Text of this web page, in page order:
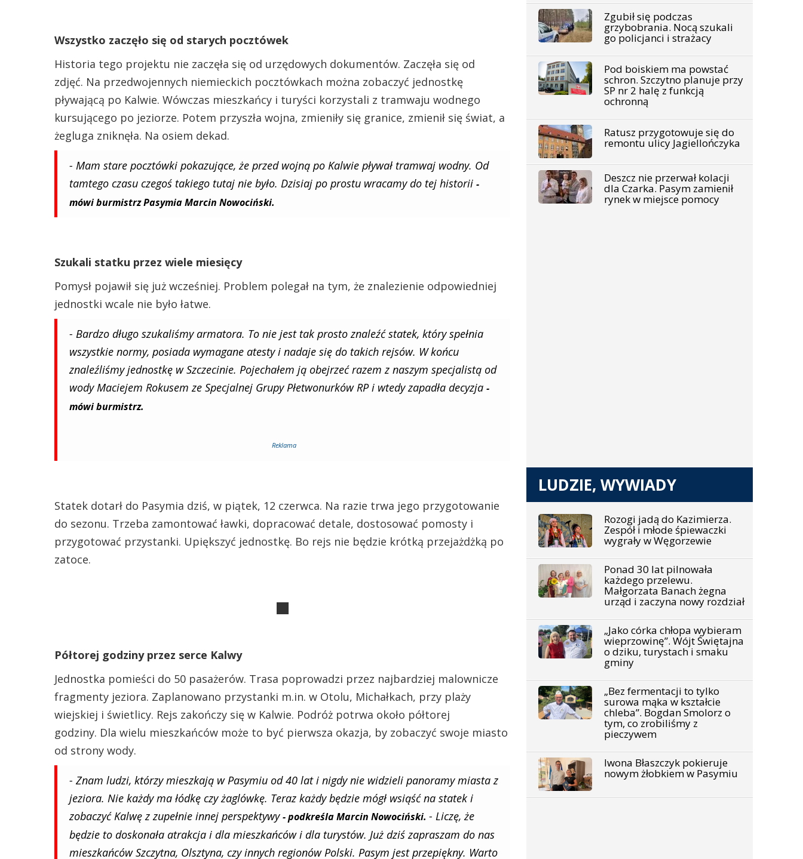
Wszystko zaczęło się od starych pocztówek
Historia tego projektu nie zaczęła się od urzędowych dokumentów. Zaczęła się od
zdjęć. Na przedwojennych niemieckich pocztówkach można zobaczyć jednostkę
pływającą po Kalwie. Wówczas mieszkańcy i turyści korzystali z tramwaju wodnego
kursującego po jeziorze. Potem przyszła wojna, zmieniły się granice, zmienił się świat, a
żegluga zniknęła. Na osiem dekad.
- Mam stare pocztówki pokazujące, że przed wojną po Kalwie pływał tramwaj wodny. Od
tamtego czasu czegoś takiego tutaj nie było. Dzisiaj po prostu wracamy do tej historii-
mówi burmistrz Pasymia Marcin Nowociński.
Szukali statku przez wiele miesięcy
Pomysł pojawił się już wcześniej. Problem polegał na tym, że znalezienie odpowiedniej
jednostki wcale nie było łatwe.
- Bardzo długo szukaliśmy armatora. To nie jest tak prosto znaleźć statek, który spełnia
wszystkie normy, posiada wymagane atesty i nadaje się do takich rejsów. W końcu
znaleźliśmy jednostkę w Szczecinie. Pojechałem ją obejrzeć razem z naszym specjalistą od
wody Maciejem Rokusem ze Specjalnej Grupy Płetwonurków RP i wtedy zapadła decyzja-
mówi burmistrz.
Reklama
Statek dotarł do Pasymia dziś, w piątek, 12 czerwca. Na razie trwa jego przygotowanie
do sezonu. Trzeba zamontować ławki, dopracować detale, dostosować pomosty i
przygotować przystanki. Upiększyć jednostkę. Bo rejs nie będzie krótką przejażdżką po
zatoce.
Półtorej godziny przez serce Kalwy
Jednostka pomieści do 50 pasażerów. Trasa poprowadzi przez najbardziej malownicze
fragmenty jeziora. Zaplanowano przystanki m.in. w Otolu, Michałkach, przy plaży
wiejskiej i świetlicy. Rejs zakończy się w Kalwie. Podróż potrwa około półtorej
godziny. Dla wielu mieszkańców może to być pierwsza okazja, by zobaczyć swoje miasto
od strony wody.
- Znam ludzi, którzy mieszkają w Pasymiu od 40 lat i nigdy nie widzieli panoramy miasta z
jeziora. Nie każdy ma łódkę czy żaglówkę. Teraz każdy będzie mógł wsiąść na statek i
zobaczyć Kalwę z zupełnie innej perspektywy- podkreśla Marcin Nowociński.- Liczę, że
będzie to doskonała atrakcja i dla mieszkańców i dla turystów. Już dziś zapraszam do nas
mieszkańców Szczytna, Olsztyna, czy innych regionów Polski. Pasym jest przepiękny. Warto
Zgubił się podczas
grzybobrania. Nocą szukali
go policjanci i strażacy
Pod boiskiem ma powstać
schron. Szczytno planuje przy
SP nr 2 halę z funkcją
ochronną
Ratusz przygotowuje się do
remontu ulicy Jagiellończyka
Deszcz nie przerwał kolacji
dla Czarka. Pasym zamienił
rynek w miejsce pomocy
LUDZIE, WYWIADY
Rozogi jadą do Kazimierza.
Zespół i młode śpiewaczki
wygrały w Węgorzewie
Ponad 30 lat pilnowała
każdego przelewu.
Małgorzata Banach żegna
urząd i zaczyna nowy rozdział
„Jako córka chłopa wybieram
wieprzowinę”. Wójt Świętajna
o dziku, turystach i smaku
gminy
„Bez fermentacji to tylko
surowa mąka w kształcie
chleba”. Bogdan Smolorz o
tym, co zrobiliśmy z
pieczywem
Iwona Błaszczyk pokieruje
nowym żłobkiem w Pasymiu